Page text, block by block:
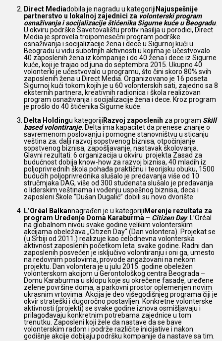
Direct Mediadobila je nagradu u kategoriji Najuspešnije
partnerstvo u lokalnoj zajednici za volonterski program
osnaživanja i socijalizacije štićenika Sigurne kuće u Beogradu.
U okviru podrške Savetovalištu protiv nasilja u porodici, Direct
Media je sprovela troipomesečni program podrške
osnaživanja i socijalizacije žena i dece u Sigurnoj kući u
Beogradu u vidu subotnjih aktivnosti u kojima je učestvovalo
40 zaposlenih žena iz kompanije i do 40 žena i dece iz Sigurne
kuće, koji je trajao od juna do septembra 2015. Ukupno 40
volonterki je učestvovalo u programu, što čini skoro 80% svih
zaposlenih žena u Direct Media. Organizovano je 16 poseta
Sigurnoj kući tokom kojih je u 60 volonterskih sati, zajedno sa 8
eksternih partnera, kreativnih radionica i škola realizovan
program osnaživanja i socijalizacije žena i dece. Kroz program
je prošlo do 40 štićenika Sigurne kuće.
Delta Holdingu kategoriji Razvoj zaposlenih za program Skill
based volontiranje. Delta ima kapacitet da prenese znanje o
savremenom poslovanju i pomogne stanovništvu u sticanju
veština za: dalji razvoj sopstvenog biznisa, otpočinjanje
sopstvenog biznisa, zapošljavanje, nastavak školovanja.
Glavni rezultati: 6 organizacija u okviru projekta Zasad za
budućnost dobija know-how za razvoj biznisa, 40 mladih iz
poljoprivrednih škola pohađa praktičnu i teorijsku obuku, 1500
budućih poljoprivrednika slušalo je predavanja više od 10
stručmjaka DAG, više od 300 studenata slušalo je predavanja
o liderskim veštinama i vođenju uspešnog biznisa, deca i
zaposleni Škole “Dušan Dugalić” dobili su novo dvorište.
L’Oréal Balkannagrađen je u kategoriji Merenje rezultata za
program Uređenje Doma Karaburma – Citizen Day. L’Oréal
na globalnom nivou svake godine velikim volonterskim
akcijama obeležava „Citizen Day“ (Dan volontera). Projekat se
(u Srbiji od 2011.) realizuje kao celodnevna volonterska
aktivnost zaposlenih početkom leta svake godine. Radni dan
zaposlenih posvećen je isključivo volontiranju i oni ga, umesto
na redovnim poslovima, provode angažovani na nekom
projektu. Dan volontera je u julu 2015. godine obeležen
volonterskom akcijom u Gerontološkog centra Beograda –
Domu Karaburma u sklopu koje su okrečene fasade, uređene
zelene površine doma, a parkovni prostor oplemenjen novim
ukrasnim vrtovima. Akcija je deo višegodišnjeg programa čiji je
okvir strateški i dugoročno postavljen. Konkretne volonterske
aktivnosti (projekti) se svake godine iznova osmišljavaju i
prilagođavaju konkretnim potrebama zajednice u tom
trenutku. Zaposleni koji žele da nastave da se bave
volonterskim radom i podrže različite inicijative i nakon
godišnje akcije dobijaju podršku kompanije da nastave sa tim.